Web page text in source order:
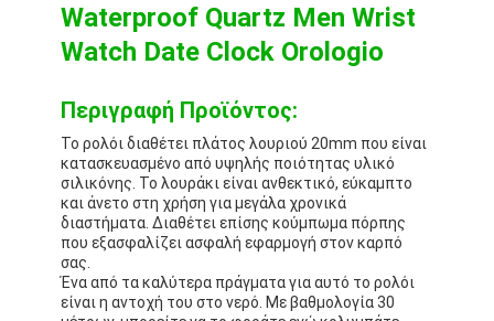
Waterproof Quartz Men Wrist
Watch Date Clock Orologio
Περιγραφή Προϊόντος:
Το ρολόι διαθέτει πλάτος λουριού 20mm που είναι
κατασκευασμένο από υψηλής ποιότητας υλικό
σιλικόνης. Το λουράκι είναι ανθεκτικό, εύκαμπτο
και άνετο στη χρήση για μεγάλα χρονικά
διαστήματα. Διαθέτει επίσης κούμπωμα πόρπης
που εξασφαλίζει ασφαλή εφαρμογή στον καρπό
σας.
Ένα από τα καλύτερα πράγματα για αυτό το ρολόι
είναι η αντοχή του στο νερό. Με βαθμολογία 30